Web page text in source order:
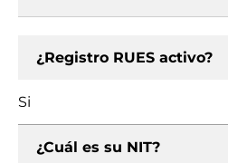
¿Registro RUES activo?
Si
¿Cuál es su NIT?